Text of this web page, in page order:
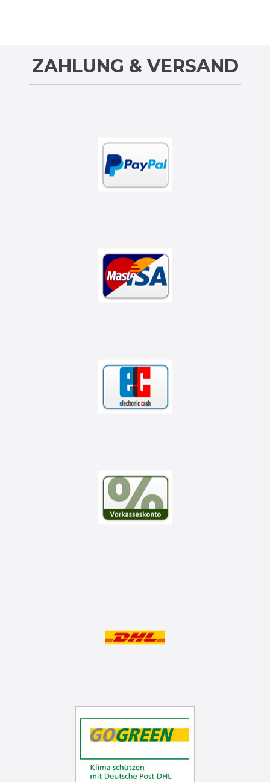
ZAHLUNG & VERSAND